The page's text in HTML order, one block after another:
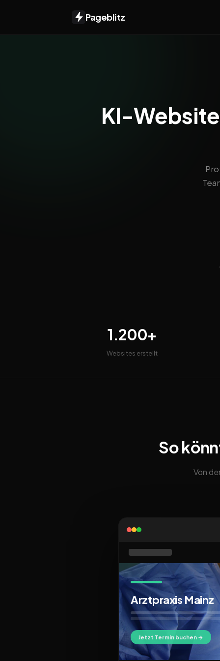
Pageblitz
KI-Website
1.200+
Websites erstellt
So
Von
Arztpraxis Mainz
Jetzt Termin buchen →